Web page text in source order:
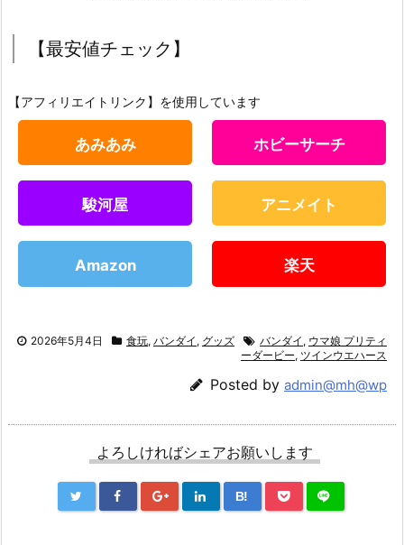
【最安値チェック】
【アフィリエイトリンク】を使用しています
あみあみ ホビーサーチ
駿河屋 アニメイト
Amazon 楽天
2026年5月4日 食玩, バンダイ , グッズ バンダイ , ウマ娘 プリティ
ーダービー, ツインウエハース
Posted by admin@mh@wp
よろしければシェアお願いします
B!